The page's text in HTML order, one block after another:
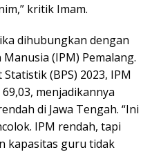
kritik Imam.
dihubungkan dengan
(IPM) Pemalang.
(BPS) 2023, IPM
menjadikannya
di Jawa Tengah. “Ini
IPM rendah, tapi
kapasitas guru tidak